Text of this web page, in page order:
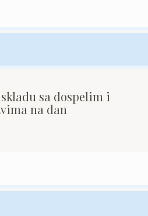
sa dospelim i
na dan